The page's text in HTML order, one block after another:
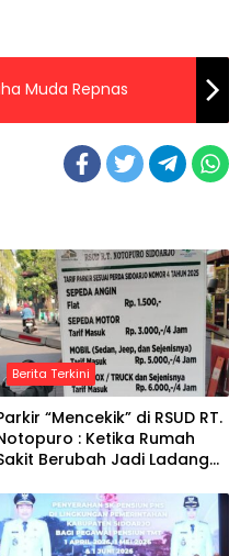
Muda Repnas
Berita Terkini
“Mencekik” di RSUD RT.
: Ketika Rumah
Berubah Jadi Ladang